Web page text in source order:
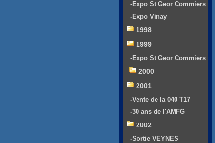
-Expo St Geor Commiers
-Expo Vinay
1998
1999
-Expo St Geor Commiers
2000
2001
-Vente de la 040 T17
-30 ans de l'AMFG
2002
-Sortie VEYNES